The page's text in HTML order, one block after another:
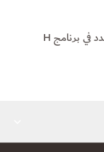
خصم 10% متاح لمرة واحدة وفوراً للأعضاء الجدد في برنامج H